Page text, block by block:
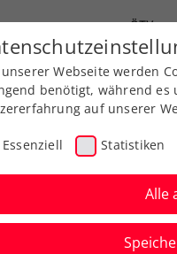
ÖTV
AusbildungWebseite werden
benötigt, während es
auf unserer
Essenziell Statistiken
Alle